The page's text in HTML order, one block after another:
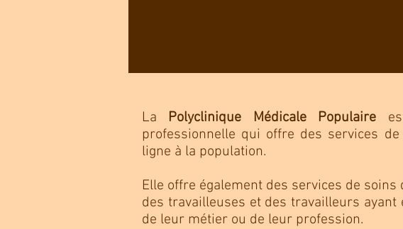
La Polyclinique Médicale Populaire
professionnelle qui offre des services
ligne à la population.
Elle offre également des services de
des travailleuses et des travailleurs ayant
de leur métier ou de leur profession.